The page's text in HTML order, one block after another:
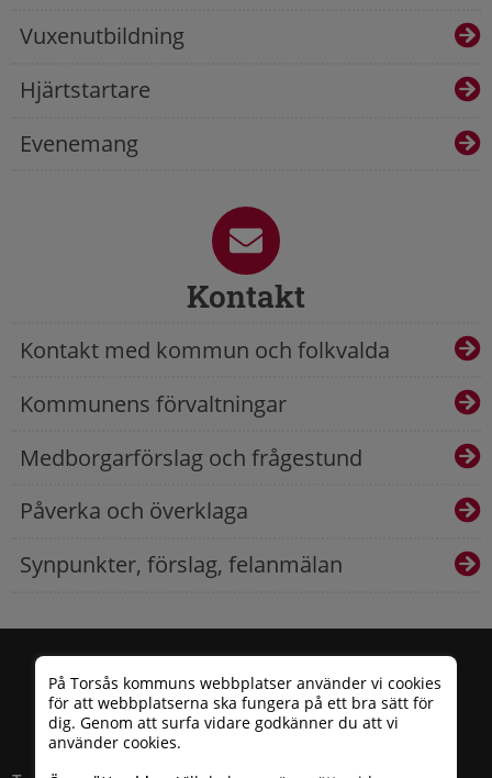
På Torsås kommuns webbplatser använder vi cookies
för att webbplatserna ska fungera på ett bra sätt för
dig. Genom att surfa vidare godkänner du att vi
använder cookies.
Vuxenutbildning
Hjärtstartare
Evenemang
Kontakt
Kontakt med kommun och folkvalda
Kommunens förvaltningar
Medborgarförslag och frågestund
Påverka och överklaga
Synpunkter, förslag, felanmälan